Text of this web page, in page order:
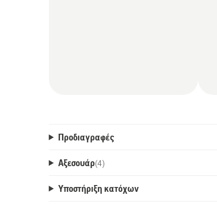
Προδιαγραφές
Αξεσουάρ(4)
Υποστήριξη κατόχων